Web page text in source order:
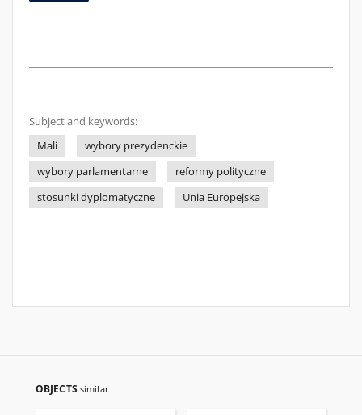
Subject and keywords:
Mali
wybory prezydenckie
wybory parlamentarne
reformy polityczne
stosunki dyplomatyczne
Unia Europejska
OBJECTS similar